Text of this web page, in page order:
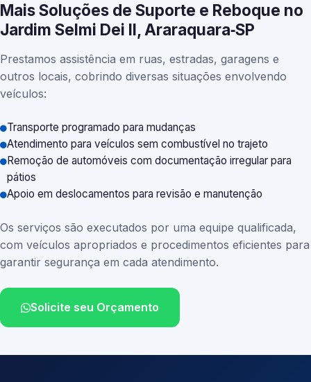
Mais Soluções de Suporte e Reboque no
Jardim Selmi Dei II, Araraquara‑SP
Prestamos assistência em ruas, estradas, garagens e
outros locais, cobrindo diversas situações envolvendo
veículos:
Transporte programado para mudanças
Atendimento para veículos sem combustível no trajeto
Remoção de automóveis com documentação irregular para
pátios
Apoio em deslocamentos para revisão e manutenção
Os serviços são executados por uma equipe qualificada,
com veículos apropriados e procedimentos eficientes para
garantir segurança em cada atendimento.
Solicite seu Orçamento